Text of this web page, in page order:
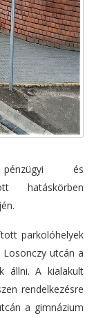
és
hatáskörben
parkolóhelyek
utcán a
állni. A kialakult
rendelkezésre
a gimnázium